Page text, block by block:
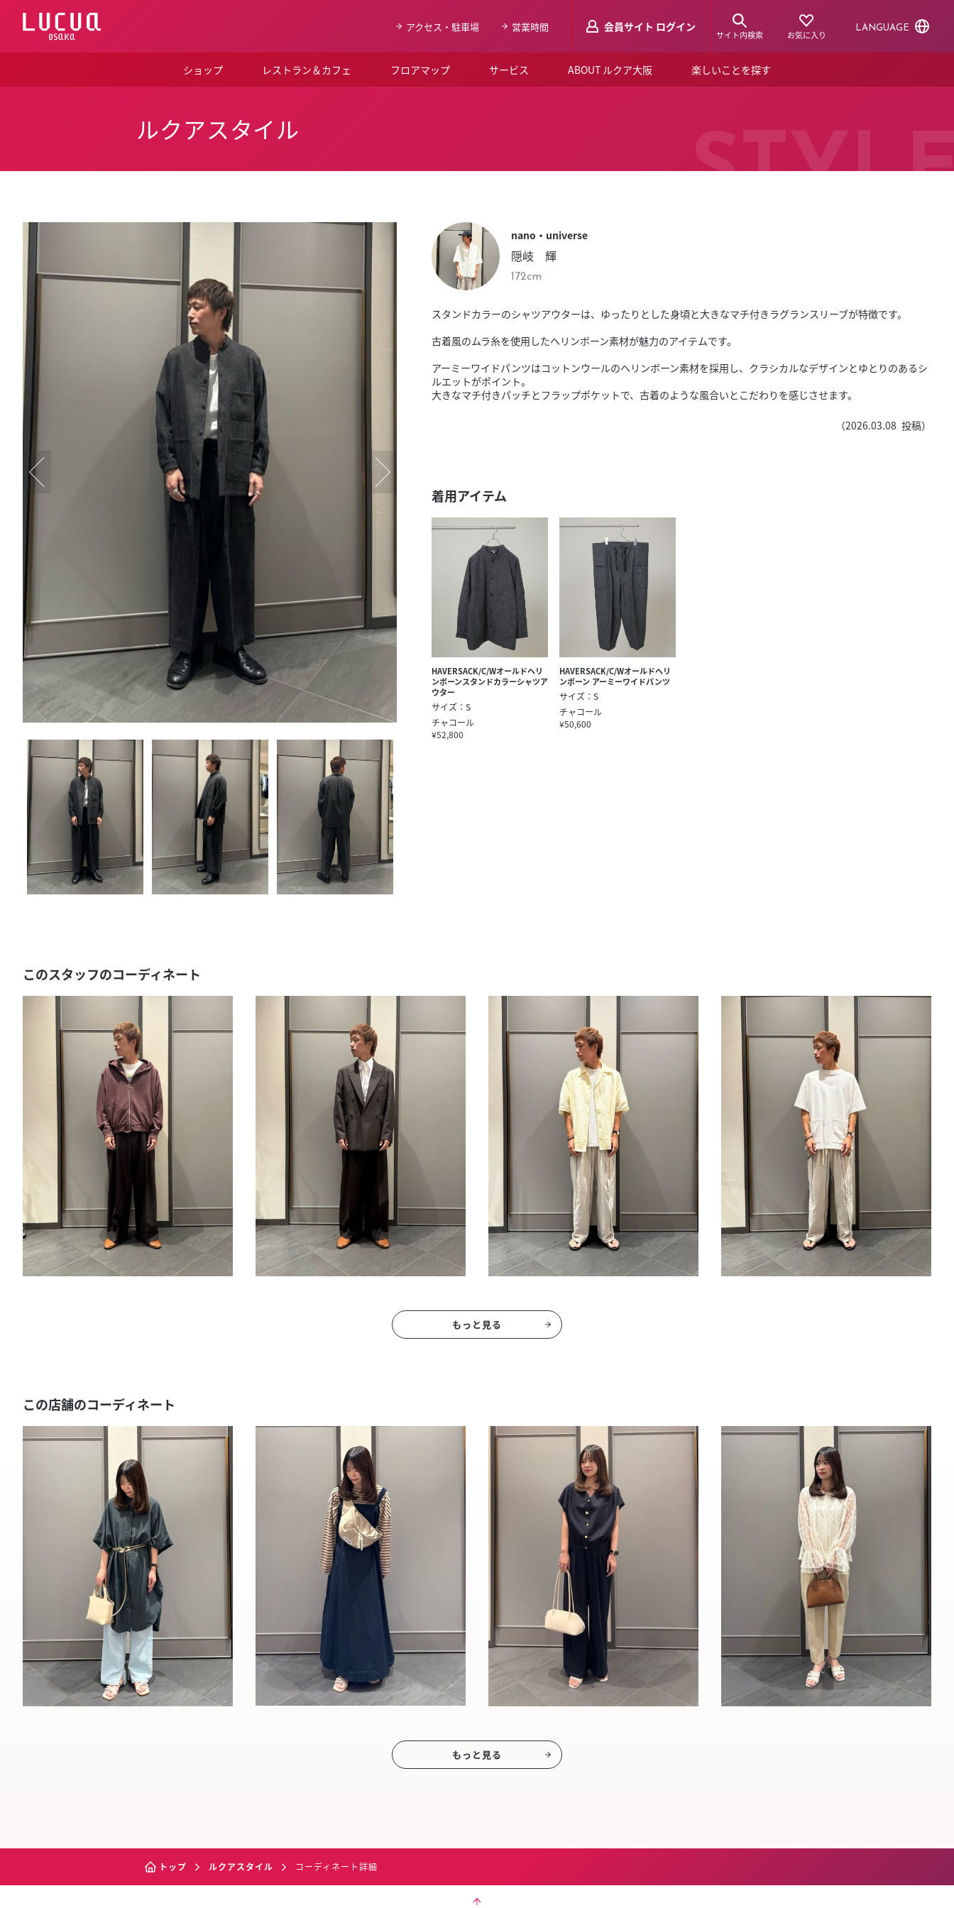
ス
アクセス・駐車場 営業時間 会員サイト ログイン
サイト内検索 お気に入り
LANGUAGE
ショップ レストラン＆カフェ フロアマップ サービス ABOUT ルクア大阪
SNSアカウント一覧
LUCUAブライダルクラブ
スタッフ募集（長期で働きたい方）
方）
楽しいことを探す
ショップニュース
ルクアスタイル
ルクアスタイル
nano・universe
隠岐 輝
172cm
スタンドカラーのシャツアウターは、ゆったりとした身頃と大きなマチ付きラグランスリーブが特徴です。
古着風のムラ糸を使用したヘリンボーン素材が魅力のアイテムです。
アーミーワイドパンツはコットンウールのヘリンボーン素材を採用し、クラシカルなデザインとゆとりのあるシ
ルエットがポイント。
大きなマチ付きパッチとフラップポケットで、古着のような風合いとこだわりを感じさせます。
（2026.03.08 投稿）
着用アイテム
HAVERSACK/C/Wオールドヘリ
ンボーンスタンドカラーシャツア
ウター
サイズ：S
チャコール
¥52,800
HAVERSACK/C/Wオールドヘリ
ンボーン アーミーワイドパンツ
サイズ：S
チャコール
¥50,600
このスタッフのコーディネート
もっと見る
この店舗のコーディネート
もっと見る
トップ ルクアスタイル コーディネート詳細